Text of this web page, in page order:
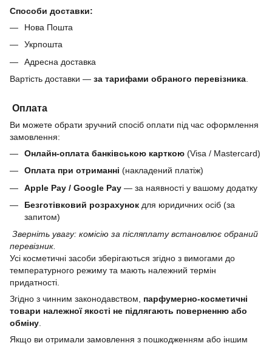
Способи доставки:
Нова Пошта
Укрпошта
Адресна доставка
Вартість доставки — за тарифами обраного перевізника
Оплата
Ви можете обрати зручний спосіб оплати під час оформлення
замовлення:
Онлайн-оплата банківською карткою (Visa / Mastercard)
Оплата при отриманні (накладений платіж)
Apple Pay / Google Pay — за наявності у вашому додатку
Безготівковий розрахунок для юридичних осіб (за
запитом)
Зверніть увагу: комісію за післяплату встановлює обраний
перевізник.
Усі косметичні засоби зберігаються згідно з вимогами до
температурного режиму та мають належний термін
придатності.
Згідно з чинним законодавством, парфумерно-косметичні
товари належної якості не підлягають поверненню або
обміну.
Якщо ви отримали замовлення з пошкодженням або іншим